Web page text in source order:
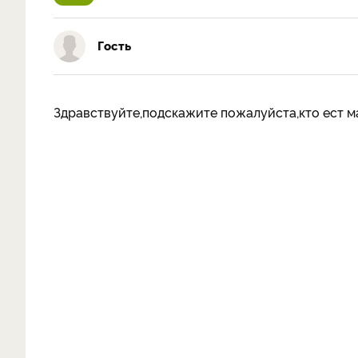
Гость
Здравствуйте,подскажите пожалуйста,кто ест